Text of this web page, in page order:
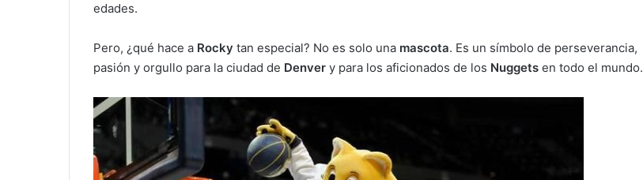
edades.
Pero, ¿qué hace a Rocky tan especial? No es solo una mascota. Es un símbolo de perseverancia,
pasión y orgullo para la ciudad de Denver y para los aficionados de los Nuggets en todo el mundo.